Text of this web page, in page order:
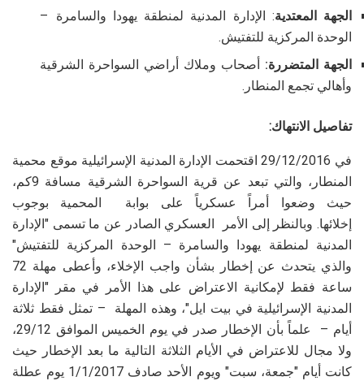
الجهة المعتدية: الإدارة المدنية لمنطقة يهودا والسامرة –
الوحدة المركزية للتفتيش.
الجهة المتضررة: أصحاب وملاك أراضي السواحرة الشرقية
وأهالي تجمع المنطار.
تفاصيل الانتهاك:
في 29/12/2016 اقتحمت الإدارة المدنية الإسرائيلية موقع محمية
المنطار، والتي تبعد عن قرية السواحرة الشرقية مسافة 9كم،
حيث وضعوا أمراً عسكرياً على بوابة المحمية بوجوب
إخلائها. وبالنظر إلى الأمر العسكري الصادر عن ما تسمى "الإدارة
المدنية لمنطقة يهودا والسامرة – الوحدة المركزية للتفتيش"
والذي يتحدث عن إخطار بشأن واجب الإخلاء، وأعطى مهلة 72
ساعة فقط لإمكانية الاعتراض على هذا الأمر في مقر "الإدارة
المدنية الإسرائيلية في بيت ايل"، وهذه المهلة – تمثل فقط ثلاثة
أيام – علماً بأن الإخطار صدر في يوم الخميس الموافق 29/12،
ولا مجال للاعتراض في الأيام الثلاثة التالية ما بعد الإخطار حيث
كانت أيام "جمعة، سبت" ويوم الأحد صادف 1/1/2017 يوم عطلة